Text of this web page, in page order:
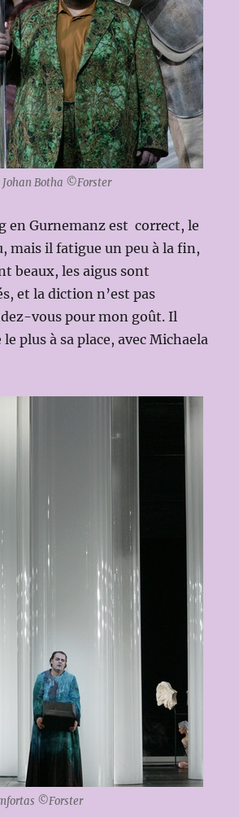
Botha ©Forster
en Gurnemanz est correct, le
mais il fatigue un peu à la fin,
beaux, les aigus sont
et la diction n’est pas
vous pour mon goût. Il
plus à sa place, avec Michaela
©Forster